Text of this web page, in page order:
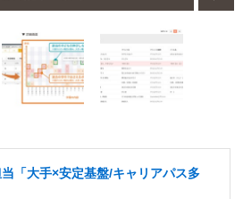
「大手×安定基盤/キャリアパス多